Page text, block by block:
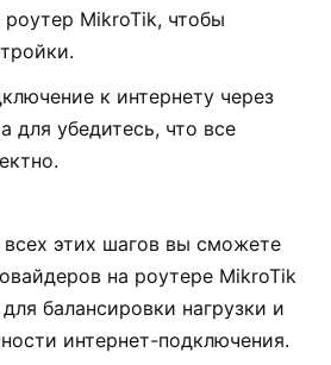
роутер MikroTik, чтобы
к интернету через
для убедитесь, что все
этих шагов вы сможете
на роутере MikroTik
балансировки нагрузки и
интернет-подключения.